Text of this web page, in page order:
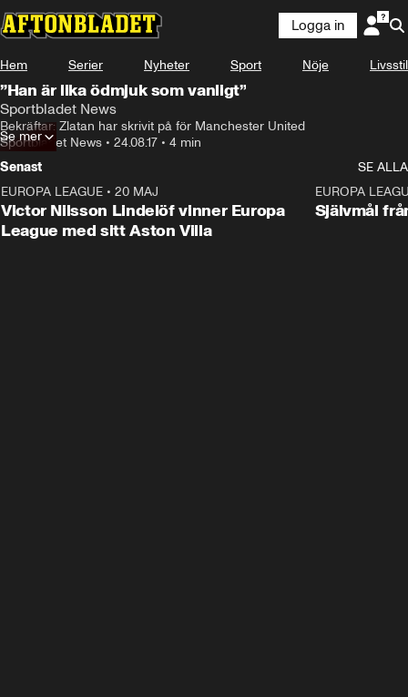
Logga in
Hem Serier Nyheter Sport Nöje Livsstil
”Han är lika ödmjuk som vanligt”
Sportbladet News
Bekräftar: Zlatan har skrivit på för Manchester United
Sportbladet News • 24.08.17 • 4 min
Se mer
Senast
SE ALLA
EUROPA LEAGUE • 20 MAJ
Victor Nilsson Lindelöf vinner Europa
League med sitt Aston Villa
EUROPA
Självmål